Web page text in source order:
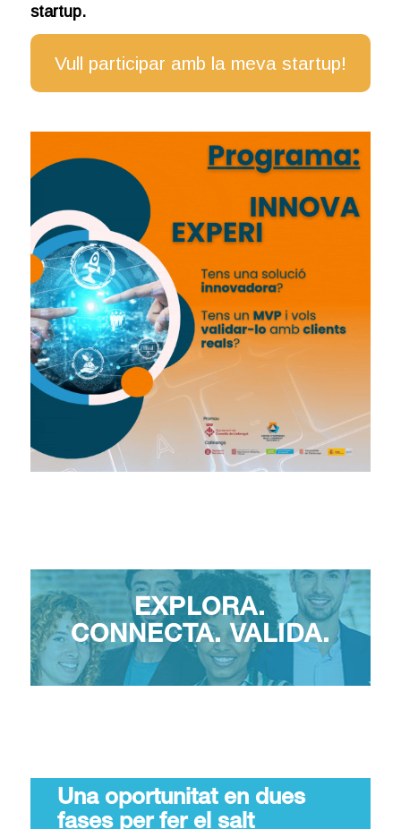
startup.
Vull participar amb la meva startup!
EXPLORA.
CONNECTA. VALIDA.
Una oportunitat en dues
fases per fer el salt